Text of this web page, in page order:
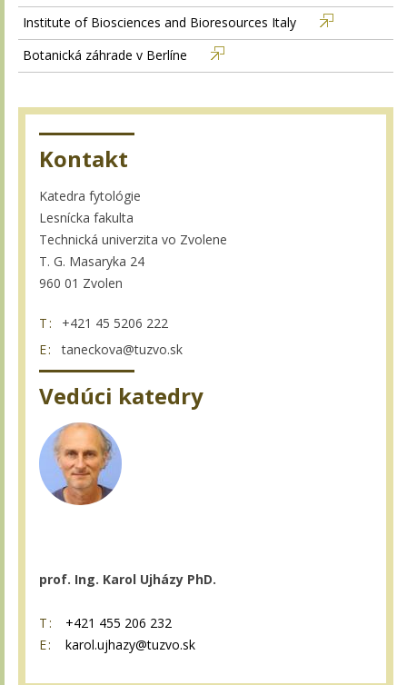
Institute of Biosciences and Bioresources Italy
Botanická záhrade v Berlíne
Kontakt
Katedra fytológie
Lesnícka fakulta
Technická univerzita vo Zvolene
T. G. Masaryka 24
960 01 Zvolen
T:
+421 45 5206 222
E:
taneckova@tuzvo.sk
Vedúci katedry
prof. Ing. Karol Ujházy PhD.
T:
+421 455 206 232
E:
karol.ujhazy@tuzvo.sk